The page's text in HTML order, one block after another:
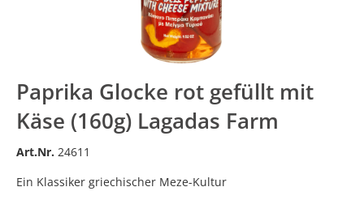
Paprika Glocke rot gefüllt mit
Käse (160g) Lagadas Farm
Art.Nr. 24611
Ein Klassiker griechischer Meze-Kultur